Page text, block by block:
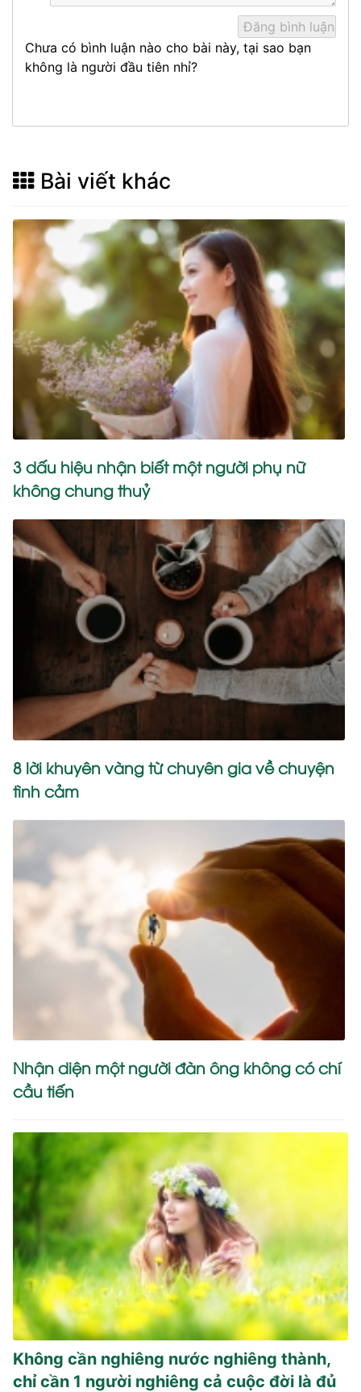
Chưa có bình luận nào cho bài này, tại sao bạn
không là người đầu tiên nhỉ?
Bài viết khác
3 dấu hiệu nhận biết một người phụ nữ
không chung thuỷ
8 lời khuyên vàng từ chuyên gia về chuyện
tình cảm
Nhận diện một người đàn ông không có chí
cầu tiến
Không cần nghiêng nước nghiêng thành,
chỉ cần 1 người nghiêng cả cuộc đời là đủ